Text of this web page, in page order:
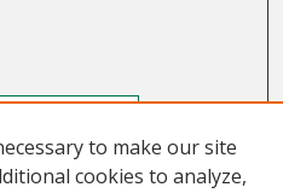
to make our site
cookies to analyze,